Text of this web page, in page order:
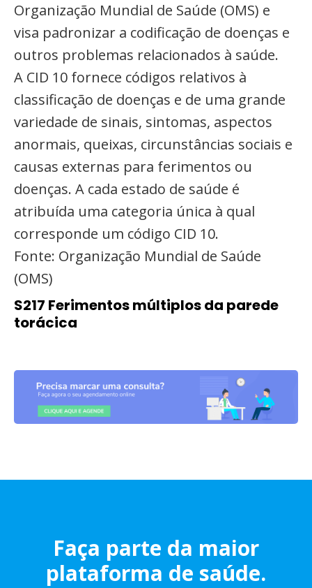
Organização Mundial de Saúde (OMS) e
visa padronizar a codificação de doenças e
outros problemas relacionados à saúde.
A CID 10 fornece códigos relativos à
classificação de doenças e de uma grande
variedade de sinais, sintomas, aspectos
anormais, queixas, circunstâncias sociais e
causas externas para ferimentos ou
doenças. A cada estado de saúde é
atribuída uma categoria única à qual
corresponde um código CID 10.
Fonte: Organização Mundial de Saúde
(OMS)
S217 Ferimentos múltiplos da parede
torácica
Faça parte da maior
plataforma de saúde.